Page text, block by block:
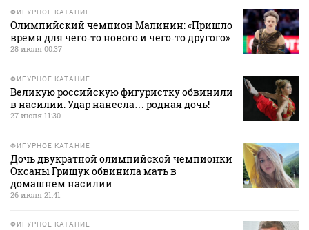
ФИГУРНОЕ КАТАНИЕ
Олимпийский чемпион Малинин: «Пришло
время для чего‑то нового и чего‑то другого»
28 июля 00:37
ФИГУРНОЕ КАТАНИЕ
Великую российскую фигуристку обвинили
в насилии. Удар нанесла… родная дочь!
27 июля 11:30
ФИГУРНОЕ КАТАНИЕ
Дочь двукратной олимпийской чемпионки
Оксаны Грищук обвинила мать в
домашнем насилии
26 июля 21:41
ФИГУРНОЕ КАТАНИЕ